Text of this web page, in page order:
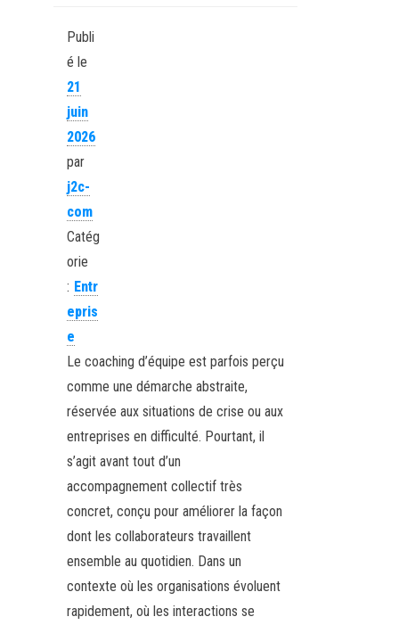
Publi
é le
21
juin
2026
par
j2c-
com
Catég
orie
: Entr
epris
e
Le coaching d’équipe est parfois perçu
comme une démarche abstraite,
réservée aux situations de crise ou aux
entreprises en difficulté. Pourtant, il
s’agit avant tout d’un
accompagnement collectif très
concret, conçu pour améliorer la façon
dont les collaborateurs travaillent
ensemble au quotidien. Dans un
contexte où les organisations évoluent
rapidement, où les interactions se